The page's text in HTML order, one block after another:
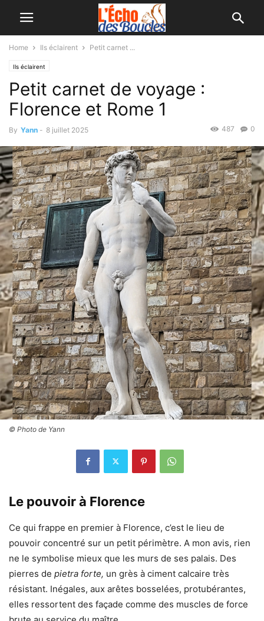
Home Ils éclairent Petit carnet ...
Ils éclairent
Petit carnet de voyage :
Florence et Rome 1
By Yann - 8 juillet 2025 0
487
© Photo de Yann
Le pouvoir à Florence
Ce qui frappe en premier à Florence, c’est le lieu de
pouvoir concentré sur un petit périmètre. A mon avis, rien
ne le symbolise mieux que les murs de ses palais. Des
pierres de pietra forte, un grès à ciment calcaire très
résistant. Inégales, aux arêtes bosselées, protubérantes,
elles ressortent des façade comme des muscles de force